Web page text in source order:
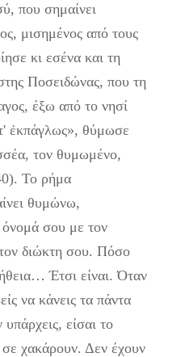
που σημαίνει
μισημένος από τους
κι εσένα και τη
Ποσειδώνας, που τη
έξω από το νησί
ἐκπάγλως», θύμωσε
τον θυμωμένο,
Το ρήμα
θυμώνω,
όνομά σου με τον
διώκτη σου. Πόσο
Έτσι είναι. Όταν
να κάνεις τα πάντα
υπάρχεις, είσαι το
χακάρουν. Δεν έχουν